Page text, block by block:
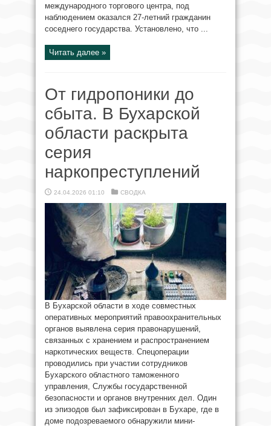
международного торгового центра, под
наблюдением оказался 27-летний гражданин
соседнего государства. Установлено, что ...
Читать далее »
От гидропоники до
сбыта. В Бухарской
области раскрыта
серия
наркопреступлений
24.04.2026 01:10 СВОДКА
В Бухарской области в ходе совместных
оперативных мероприятий правоохранительных
органов выявлена серия правонарушений,
связанных с хранением и распространением
наркотических веществ. Спецоперации
проводились при участии сотрудников
Бухарского областного таможенного
управления, Службы государственной
безопасности и органов внутренних дел. Один
из эпизодов был зафиксирован в Бухаре, где в
доме подозреваемого обнаружили мини-